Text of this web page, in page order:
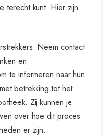
terecht kunt. Hier zijn
Neem contact
en
te informeren naar hun
betrekking tot het
Zij kunnen je
over hoe dit proces
er zijn.